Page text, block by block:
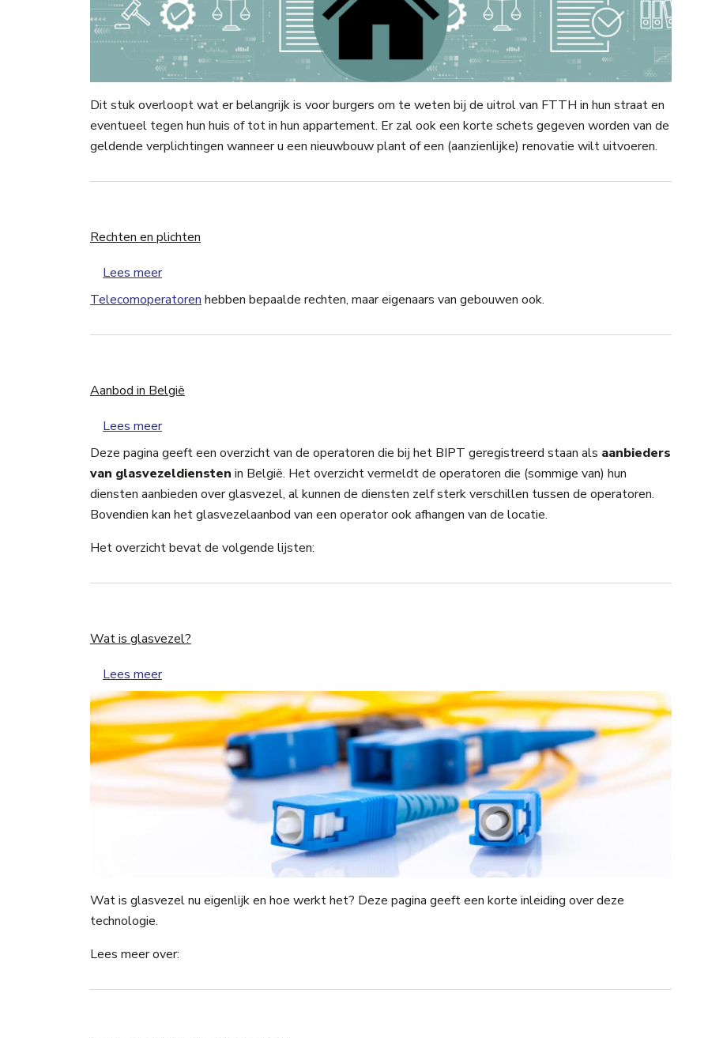
Dit stuk overloopt wat er belangrijk is voor burgers om te weten bij de uitrol van FTTH in hun straat en
eventueel tegen hun huis of tot in hun appartement. Er zal ook een korte schets gegeven worden van de
geldende verplichtingen wanneer u een nieuwbouw plant of een (aanzienlijke) renovatie wilt uitvoeren.
Rechten en plichten
Lees meerover Rechten en plichten
Telecomoperatoren hebben bepaalde rechten, maar eigenaars van gebouwen ook.
Aanbod in België
Lees meerover Aanbod in België
Deze pagina geeft een overzicht van de operatoren die bij het BIPT geregistreerd staan als aanbieders
van glasvezeldiensten in België. Het overzicht vermeldt de operatoren die (sommige van) hun
diensten aanbieden over glasvezel, al kunnen de diensten zelf sterk verschillen tussen de operatoren.
Bovendien kan het glasvezelaanbod van een operator ook afhangen van de locatie.
Het overzicht bevat de volgende lijsten:
Wat is glasvezel?
Lees meerover Wat is glasvezel?
Wat is glasvezel nu eigenlijk en hoe werkt het? Deze pagina geeft een korte inleiding over deze
technologie.
Lees meer over: